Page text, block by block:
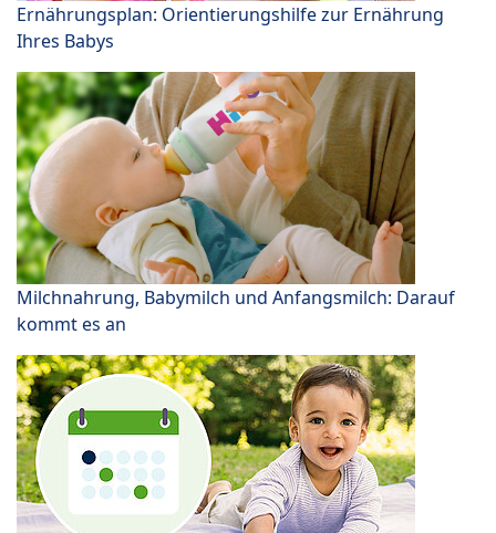
Ernährungsplan: Orientierungshilfe zur Ernährung
Ihres Babys
Milchnahrung, Babymilch und Anfangsmilch: Darauf
kommt es an